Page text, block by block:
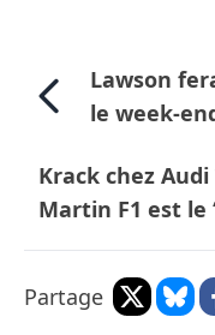
Lawson
le week-
Krack chez
Martin F1 est le
Partage